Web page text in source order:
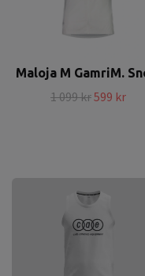
Maloja M GamriM.
1 099 kr599 kr